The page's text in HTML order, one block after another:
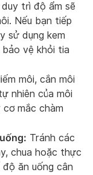
trì độ ẩm sẽ
Nếu bạn tiếp
sử dụng kem
vệ khỏi tia
môi, cắn môi
nhiên của môi
mắc chàm
Tránh các
chua hoặc thực
ăn uống cân